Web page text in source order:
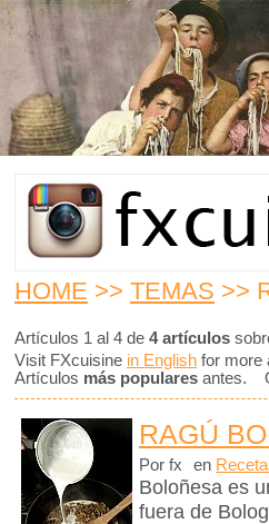
HOME >> TEMAS >>
Artículos 1 al 4 de 4 artículos
Visit FXcuisine in English for more
Artículos más populares antes.
RAGÚ
Por fx en
Boloñesa es
fuera de